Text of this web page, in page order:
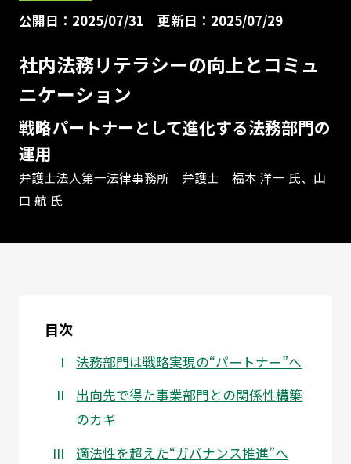
公開日：2025/07/31 更新日：2025/07/29
社内法務リテラシーの向上とコミュ
ニケーション
戦略パートナーとして進化する法務部門の
運用
弁護士法人第一法律事務所 弁護士 福本 洋一 氏、山
口 航 氏
目次
法務部門は戦略実現の“パートナー”へ
出向先で得た事業部門との関係性構築
のカギ
適法性を超えた“ガバナンス推進”へ